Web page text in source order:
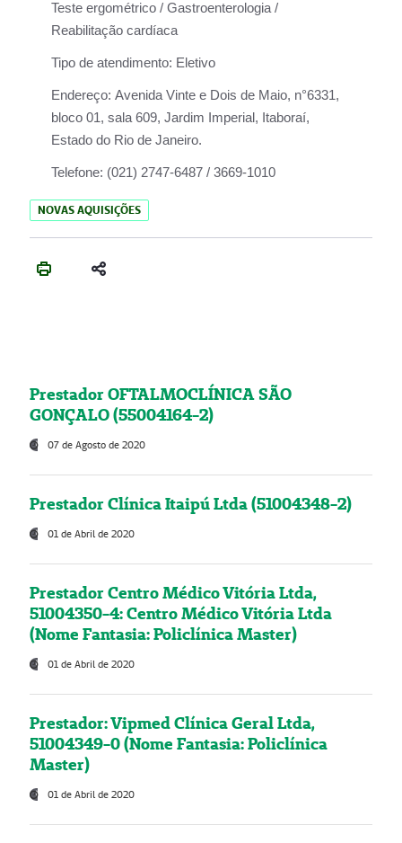
Teste ergométrico / Gastroenterologia /
Reabilitação cardíaca
Tipo de atendimento: Eletivo
Endereço: Avenida Vinte e Dois de Maio, n°6331,
bloco 01, sala 609, Jardim Imperial, Itaboraí,
Estado do Rio de Janeiro.
Telefone: (021) 2747-6487 / 3669-1010
NOVAS AQUISIÇÕES
Prestador OFTALMOCLÍNICA SÃO
GONÇALO (55004164-2)
07 de Agosto de 2020
Prestador Clínica Itaipú Ltda (51004348-2)
01 de Abril de 2020
Prestador Centro Médico Vitória Ltda,
51004350-4: Centro Médico Vitória Ltda
(Nome Fantasia: Policlínica Master)
01 de Abril de 2020
Prestador: Vipmed Clínica Geral Ltda,
51004349-0 (Nome Fantasia: Policlínica
Master)
01 de Abril de 2020